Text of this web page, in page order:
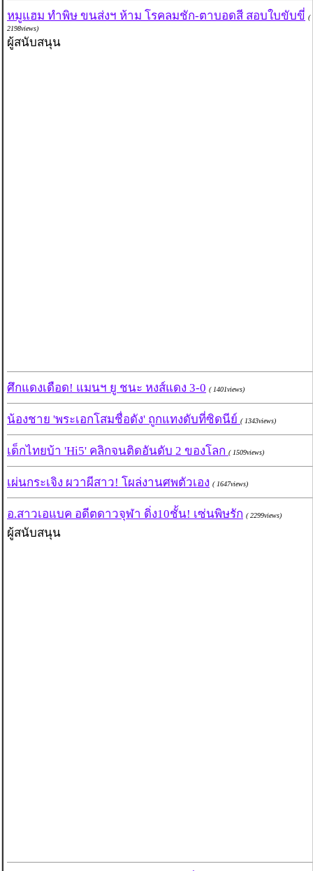
หมูแฮม ทำพิษ ขนส่งฯ ห้าม โรคลมชัก-ตาบอดสี สอบใบขับขี่ (
2198views)
ผู้สนับสนุน
ศึกแดงเดือด! แมนฯ ยู ชนะ หงส์แดง 3-0 ( 1401views)
น้องชาย 'พระเอกโสมชื่อดัง' ถูกแทงดับที่ซิดนีย์ ( 1343views)
เด็กไทยบ้า 'Hi5' คลิกจนติดอันดับ 2 ของโลก ( 1509views)
เผ่นกระเจิง ผวาผีสาว! โผล่งานศพตัวเอง ( 1647views)
อ.สาวเอแบค อดีตดาวจุฬา ดิ่ง10ชั้น! เซ่นพิษรัก ( 2299views)
ผู้สนับสนุน